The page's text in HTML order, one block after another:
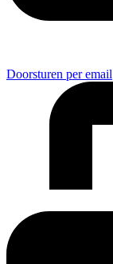
Doorsturen per email